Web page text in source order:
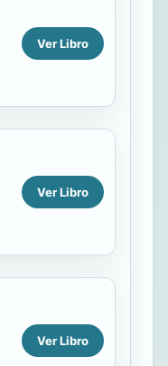
Ver Libro
Ver Libro
Ver Libro